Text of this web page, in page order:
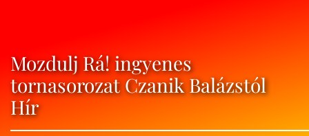
Mozdulj Rá! ingyenes
tornasorozat Czanik Balázstól
Hír